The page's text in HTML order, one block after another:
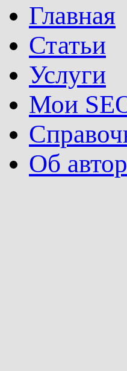
Главная
Статьи
Услуги
Мои
Об